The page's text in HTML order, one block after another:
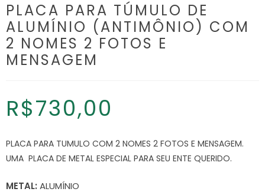
PLACA PARA TÚMULO DE
ALUMÍNIO (ANTIMÔNIO) COM
2 NOMES 2 FOTOS E
MENSAGEM
R$730,00
PLACA PARA TUMULO COM 2 NOMES 2 FOTOS E MENSAGEM.
UMA PLACA DE METAL ESPECIAL PARA SEU ENTE QUERIDO.
METAL: ALUMÍNIO